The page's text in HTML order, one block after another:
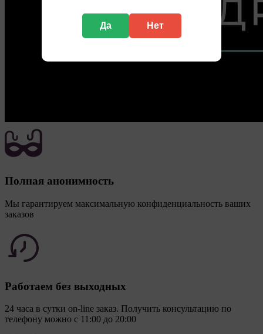
Полная анонимность
Мы гарантируем максимальную конфиденциальность ваших
заказов
Работаем без выходных
24 часа в сутки on-line заказ. Получить консультацию по
телефону можно с 11:00 до 20:00
помощью данной процедуры Общество также
регулирует и оценивает эффективность рекламной
12. Сроки хранения обрабатываемых на сайтах
Необходимые для функционирования веб-
аналитических платформ «Google Analytics»,
«Яндекс.Метрика» (статистические), установлены на
сервере Общества и не передаются третьим лицам,
13. Пользователи могут принять или отклонить все
корректная работа сайта возможна только в случае
использования необходимых файлов cookie. В случае
их отключения может потребоваться совершать
отображаться некоторые версии страниц.
Отключение аналитических файлов cookie не
позволяет определять предпочтения пользователей
Да Нет